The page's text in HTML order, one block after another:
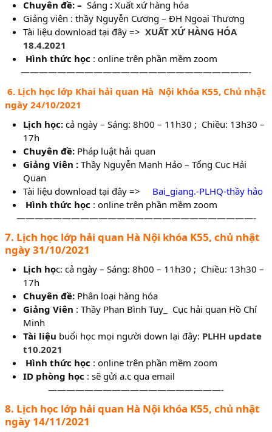
Chuyên đề: – Sáng : Xuất xứ hàng hóa
Giảng viên : thầy Nguyễn Cương – ĐH Ngoại Thương
Tài liệu download tại đây => XUẤT XỨ HÀNG HÓA
18.4.2021
Hình thức học : online trên phần mềm zoom
—————————————————————————-
6. Lịch học lớp Khai hải quan Hà Nội khóa K55, Chủ nhật
ngày 24/10/2021
Lịch học: cả ngày – Sáng: 8h00 – 11h30 ; Chiều: 13h30 –
17h
Chuyên đề: Pháp luật hải quan
Giảng Viên : Thầy Nguyễn Mạnh Hảo – Tổng Cục Hải
Quan
Tài liệu download tại đây => Bai_giang.-PLHQ-thầy hảo
Hình thức học : online trên phần mềm zoom
——————————————————————————-
7. Lịch học lớp hải quan Hà Nội khóa K55, chủ nhật
ngày 31/10/2021
Lịch học: cả ngày – Sáng: 8h00 – 11h30 ; Chiều: 13h30 –
17h
Chuyên đề: Phân loại hàng hóa
Giảng Viên : Thầy Phan Bình Tuy_ Cục hải quan Hồ Chí
Minh
Tài liệu buổi học mọi người down lại đây: PLHH update
t10.2021
Hình thức học : online trên phần mềm zoom
ID phòng học : sẽ gửi a.c qua email
———————————————————-
8. Lịch học lớp hải quan Hà Nội khóa K55, chủ nhật
ngày 14/11/2021